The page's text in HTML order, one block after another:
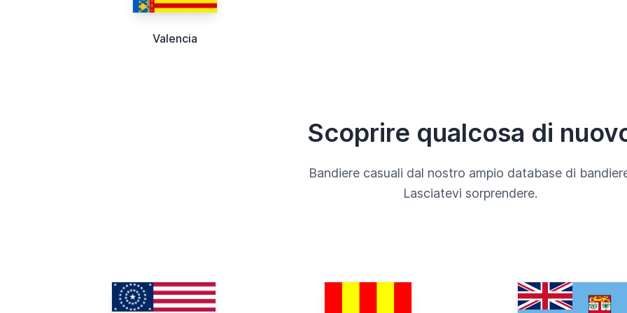
Valencia
Scoprire qualcosa di
Bandiere casuali dal nostro ampio database di
Lasciatevi sorprendere.